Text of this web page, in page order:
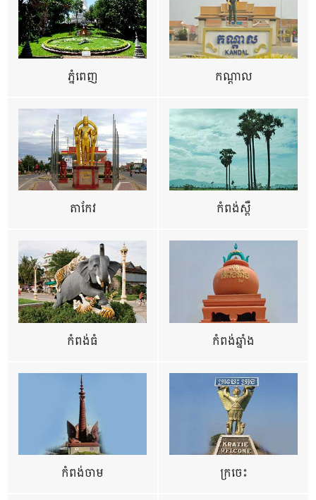
ភ្នំពេញ កណ្តាល
តាកែវ កំពង់ស្ពឺ
កំពង់ធំ កំពង់ឆ្នាំង
កំពង់ចាម ក្រចេះ